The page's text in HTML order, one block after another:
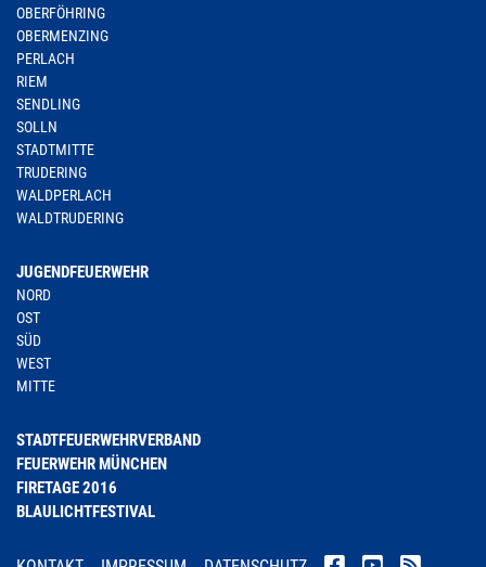
OBERFÖHRING
OBERMENZING
PERLACH
RIEM
SENDLING
SOLLN
STADTMITTE
TRUDERING
WALDPERLACH
WALDTRUDERING
JUGENDFEUERWEHR
NORD
OST
SÜD
WEST
MITTE
STADTFEUERWEHRVERBAND
FEUERWEHR MÜNCHEN
FIRETAGE 2016
BLAULICHTFESTIVAL